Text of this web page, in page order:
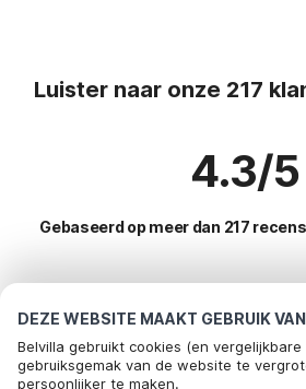
DEZE WEBSITE MAAKT GEBRUIK
Belvilla gebruikt cookies (en
gebruiksgemak van de website te
persoonlijker te maken.
Luister naar onze 217
4.3/5
Gebaseerd op meer dan 217
Meest populaire
vakantie